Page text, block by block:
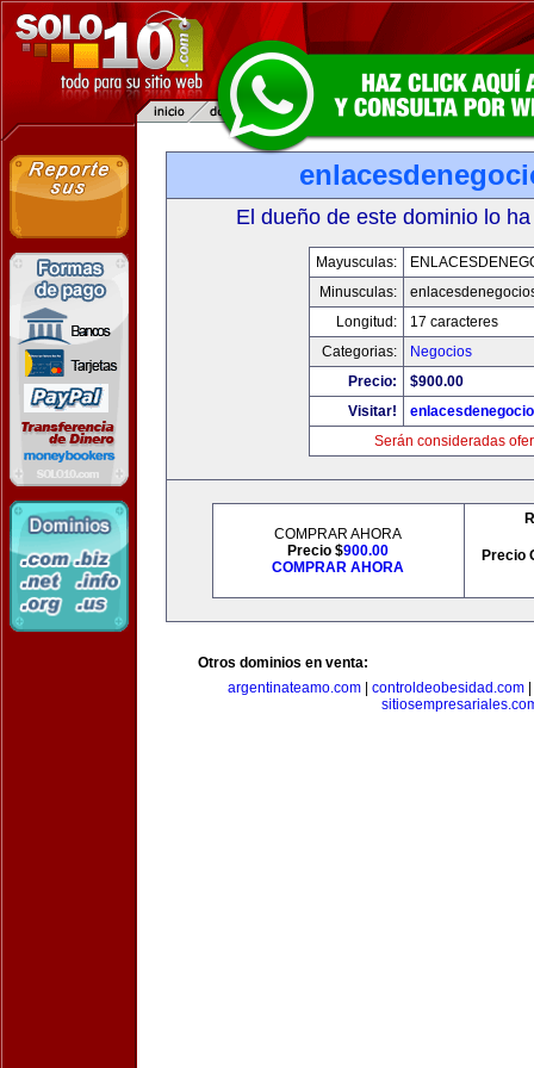
El dueño de este dominio lo
Mayusculas:
Minusculas:
Longitud:
17 caracteres
Categorias:
Negocios
Precio:
$900.00
Visitar!
Serán consideradas
COMPRAR AHORA
Precio $900.00
COMPRAR AHORA
Precio
Otros dominios en venta:
argentinateamo.com| controldeobesidad.com|